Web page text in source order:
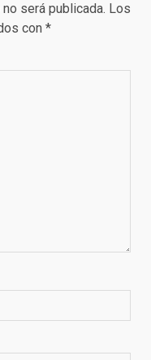
será publicada. Los
con *